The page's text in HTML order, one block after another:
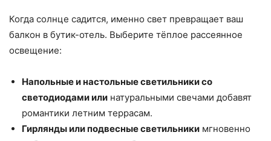
Когда солнце садится, именно свет превращает ваш
балкон в бутик-отель. Выберите тёплое рассеянное
освещение:
Напольные и настольные светильники со
светодиодами или натуральными свечами добавят
романтики летним террасам.
Гирлянды или подвесные светильники мгновенно